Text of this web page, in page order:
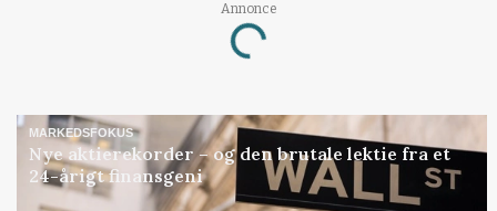
Annonce
Loading...
MARKEDSFOKUS
Nye aktierekorder – og den brutale lektie fra et
24-årigt finansgeni